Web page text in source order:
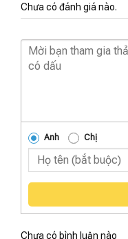
Chưa có đánh giá nào.
Anh Chị
Chưa có bình luận nào